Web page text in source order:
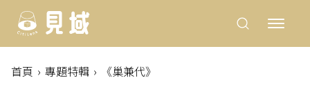
首頁 專題特輯 《巢兼代》